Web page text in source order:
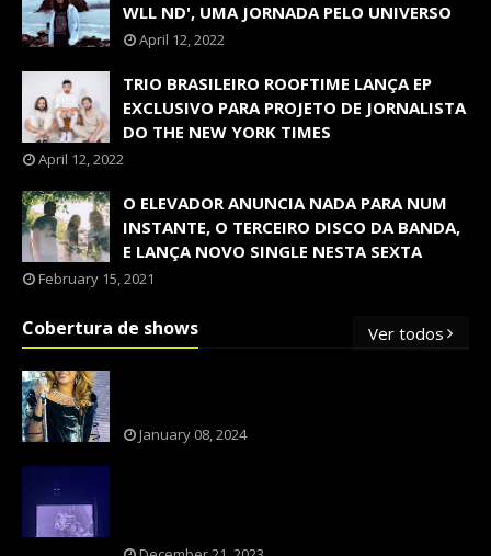
WLL ND', UMA JORNADA PELO UNIVERSO
April 12, 2022
TRIO BRASILEIRO ROOFTIME LANÇA EP
EXCLUSIVO PARA PROJETO DE JORNALISTA
DO THE NEW YORK TIMES
April 12, 2022
O ELEVADOR ANUNCIA NADA PARA NUM
INSTANTE, O TERCEIRO DISCO DA BANDA,
E LANÇA NOVO SINGLE NESTA SEXTA
February 15, 2021
Cobertura de shows Ver todos
January 08, 2024